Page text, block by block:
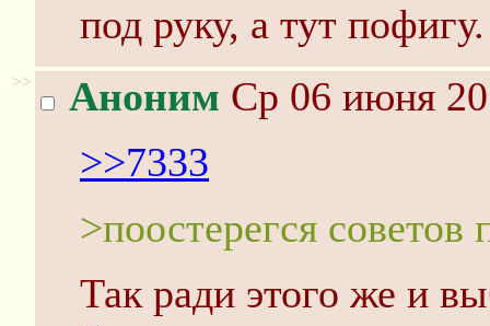
под руку, а тут
>> Аноним Ср 06 июня
>>7333
>поостерегся советов
Так ради этого же и